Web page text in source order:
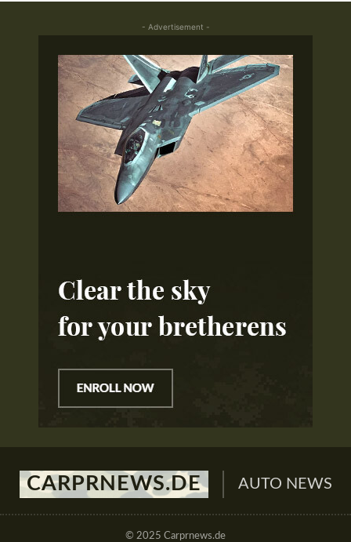
- Advertisement -
CARPRNEWS.DE AUTO NEWS
© 2025 Carprnews.de